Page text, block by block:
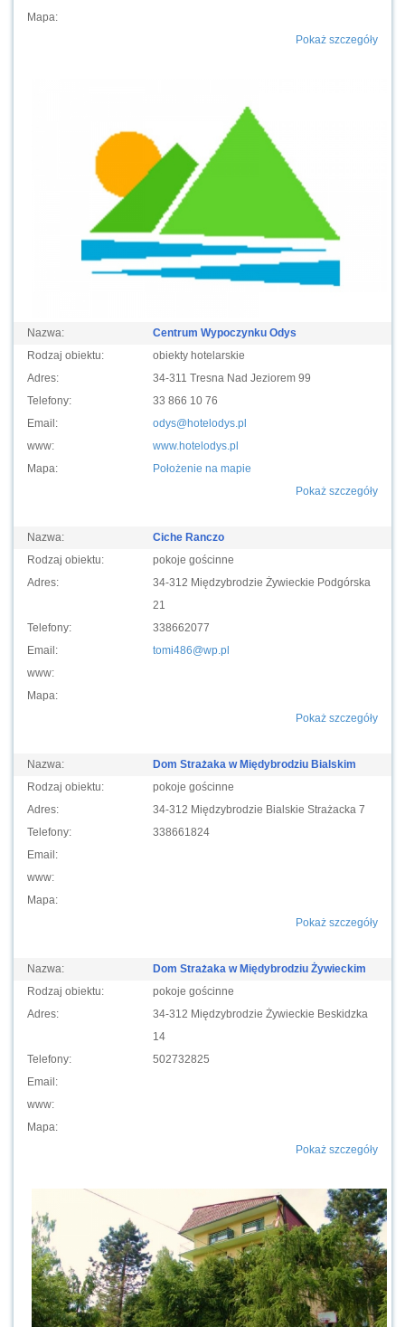
Mapa:
Pokaż szczegóły
Nazwa:
Centrum Wypoczynku Odys
Rodzaj obiektu:
obiekty hotelarskie
Adres:
34-311 Tresna Nad Jeziorem 99
Telefony:
33 866 10 76
Email:
odys@hotelodys.pl
www:
www.hotelodys.pl
Mapa:
Położenie na mapie
Pokaż szczegóły
Nazwa:
Ciche Ranczo
Rodzaj obiektu:
pokoje gościnne
Adres:
34-312 Międzybrodzie Żywieckie Podgórska
21
Telefony:
338662077
Email:
tomi486@wp.pl
www:
Mapa:
Pokaż szczegóły
Nazwa:
Dom Strażaka w Międybrodziu Bialskim
Rodzaj obiektu:
pokoje gościnne
Adres:
34-312 Międzybrodzie Bialskie Strażacka 7
Telefony:
338661824
Email:
www:
Mapa:
Pokaż szczegóły
Nazwa:
Dom Strażaka w Międybrodziu Żywieckim
Rodzaj obiektu:
pokoje gościnne
Adres:
34-312 Międzybrodzie Żywieckie Beskidzka
14
Telefony:
502732825
Email:
www:
Mapa:
Pokaż szczegóły